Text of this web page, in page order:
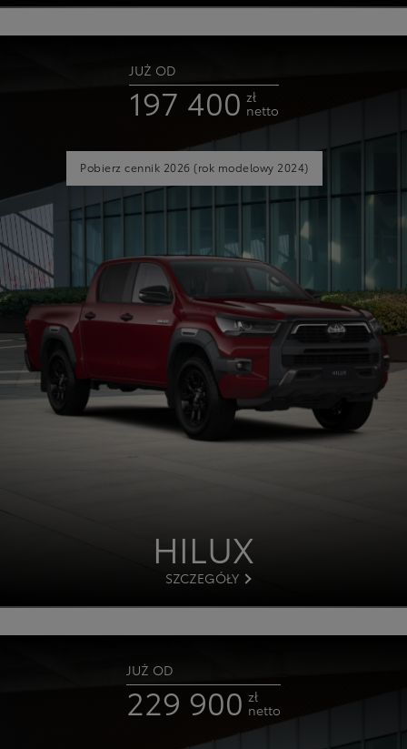
JUŻ OD
197 400 zł
netto
Pobierz cennik 2026(rok modelowy 2024)
HILUX
SZCZEGÓŁY
JUŻ OD
229 900 zł
netto